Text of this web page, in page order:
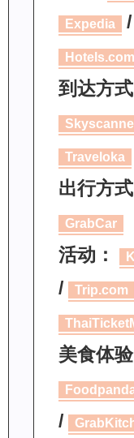
Expedia /
Hotels.com
到达方式
Traveloka
出行方式
GrabCar
活动：
/ Trip.com
美食体
/